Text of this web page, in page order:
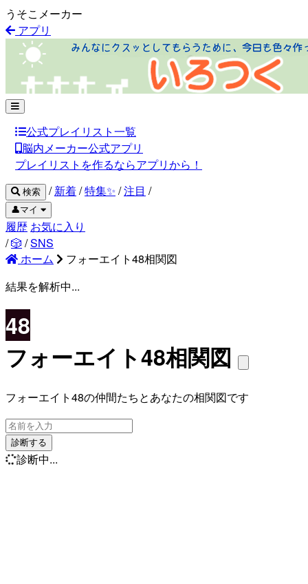
うそこメーカー
アプリ
公式プレイリスト一覧
脳内メーカー公式アプリ
プレイリストを作るならアプリから！
検索 / 新着/特集✨ /注目 /
👤マイ
履歴 お気に入り
/🎲 /SNS
ホーム
フォーエイト48相関図
結果を解析中...
48
フォーエイト48相関図
フォーエイト48の仲間たちとあなたの相関図です
診断する
診断中...